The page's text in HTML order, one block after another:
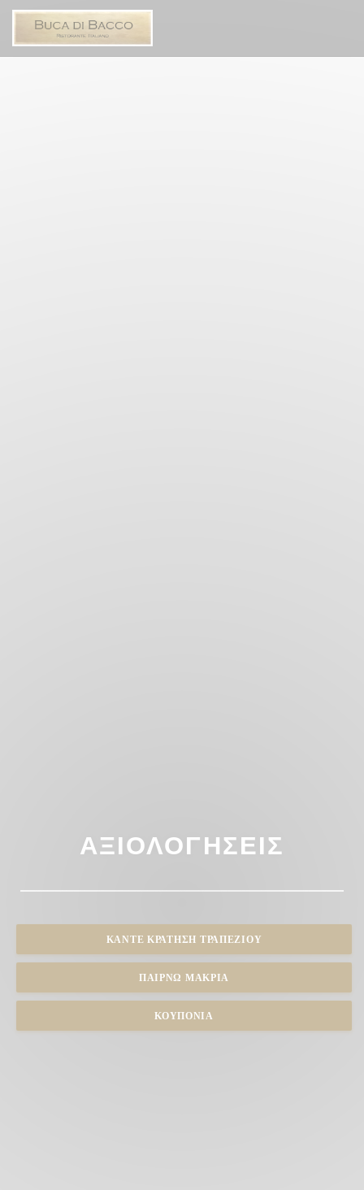
Πίνακας διαχείρισης "Μπισκότων" (Cookies)
ΑΞΙΟΛΟΓΉΣΕΙΣ
ΚΆΝΤΕ ΚΡΆΤΗΣΗ ΤΡΑΠΕΖΙΟΎ
ΠΑΊΡΝΩ ΜΑΚΡΙΆ
ΚΟΥΠΌΝΙΑ